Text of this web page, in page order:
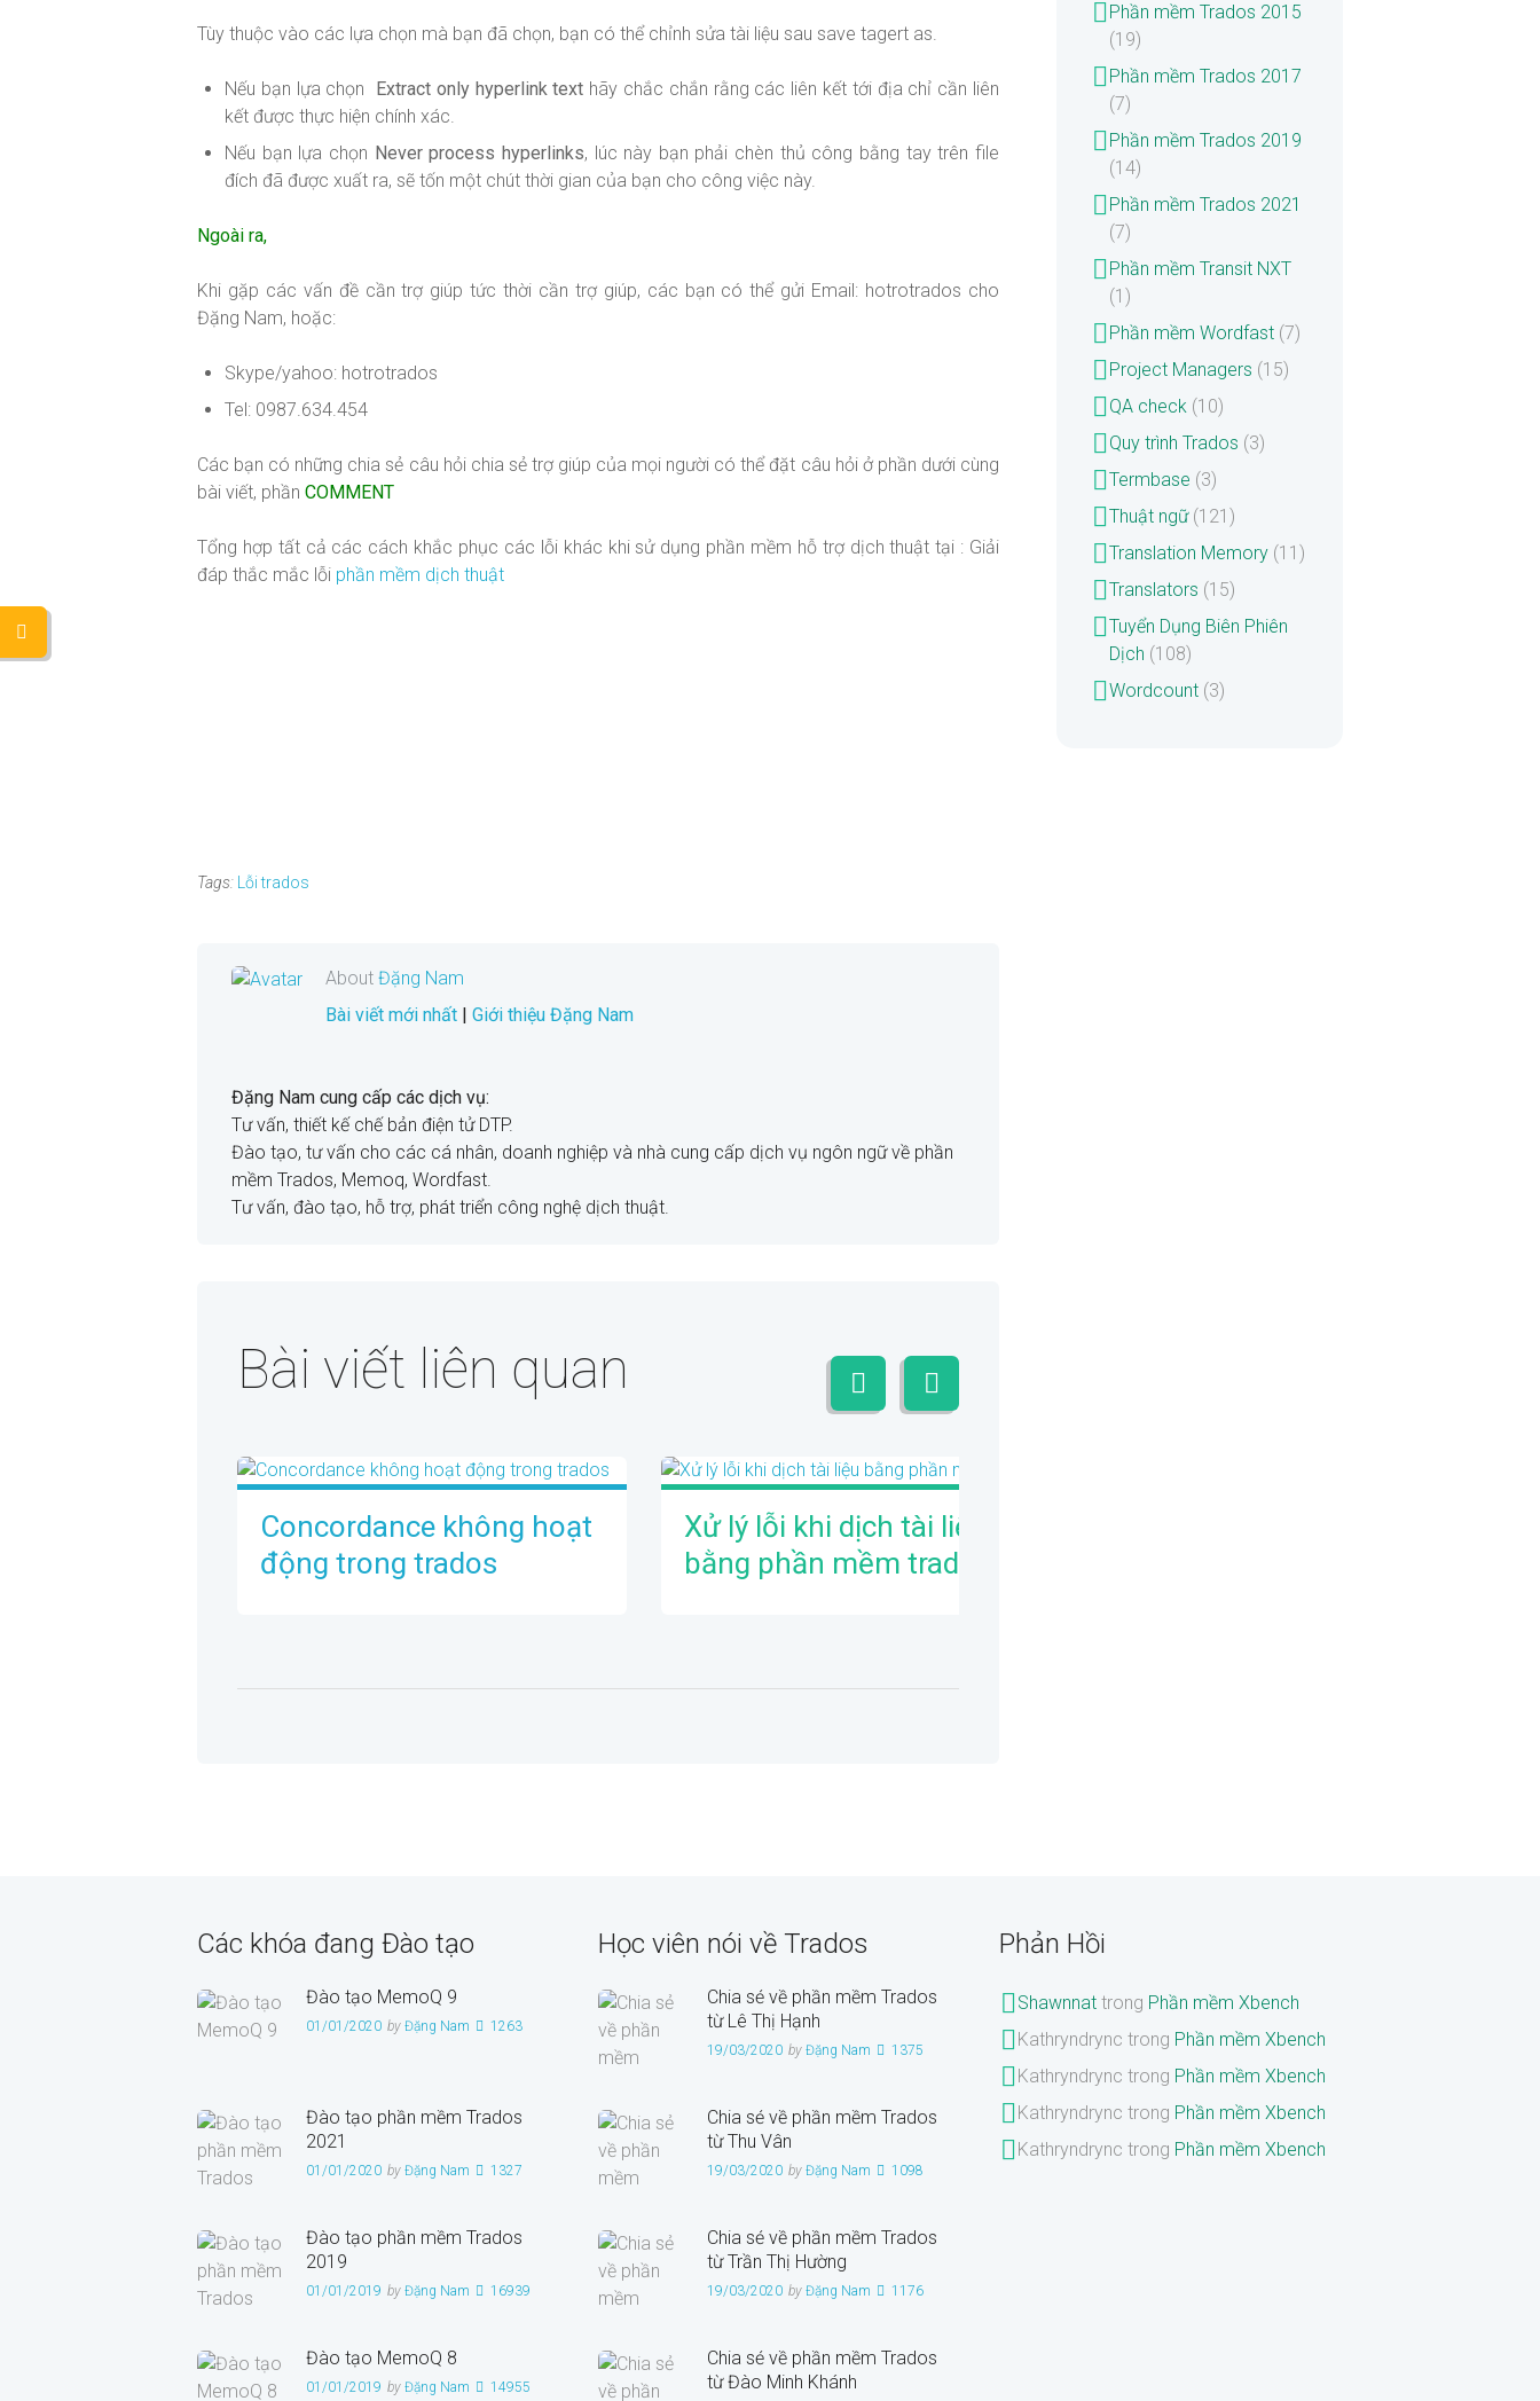
Tùy thuộc vào các lựa chọn mà bạn đã chọn, bạn có thể chỉnh sửa tài liệu sau save tagert as.
Nếu bạn lựa chọn Extract only hyperlink text hãy chắc chắn rằng các liên kết tới địa chỉ cần liên
kết được thực hiện chính xác.
Nếu bạn lựa chọn Never process hyperlinks, lúc này bạn phải chèn thủ công bằng tay trên file
đích đã được xuất ra, sẽ tốn một chút thời gian của bạn cho công việc này.
Ngoài ra,
Khi gặp các vấn đề cần trợ giúp tức thời cần trợ giúp, các bạn có thể gửi Email: hotrotrados cho
Đặng Nam, hoặc:
Skype/yahoo: hotrotrados
Tel: 0987.634.454
Các bạn có những chia sẻ câu hỏi chia sẻ trợ giúp của mọi người có thể đặt câu hỏi ở phần dưới cùng
bài viết, phần COMMENT
Tổng hợp tất cả các cách khắc phục các lỗi khác khi sử dụng phần mềm hỗ trợ dịch thuật tại : Giải
đáp thắc mắc lỗi phần mềm dịch thuật
Tags: Lỗi trados
About Đặng Nam
Bài viết mới nhất| Giới thiệu Đặng Nam
Đặng Nam cung cấp các dịch vụ:
Tư vấn, thiết kế chế bản điện tử DTP.
Đào tạo, tư vấn cho các cá nhân, doanh nghiệp và nhà cung cấp dịch vụ ngôn ngữ về phần
mềm Trados, Memoq, Wordfast.
Tư vấn, đào tạo, hỗ trợ, phát triển công nghệ dịch thuật.
Bài viết liên quan
Concordance không hoạt
động trong trados
Xử lý lỗi khi dịch tài liệu
bằng phần mềm trados
Phần mềm Trados 2015
(19)
Phần mềm Trados 2017
(7)
Phần mềm Trados 2019
(14)
Phần mềm Trados 2021
(7)
Phần mềm Transit NXT
(1)
Phần mềm Wordfast (7)
Project Managers (15)
QA check (10)
Quy trình Trados (3)
Termbase (3)
Thuật ngữ(121)
Translation Memory (11)
Translators (15)
Tuyển Dụng Biên Phiên
Dịch (108)
Wordcount (3)
Các khóa đang Đào tạo
Đào tạo MemoQ 9
01/01/2020 by Đặng Nam 1263
Đào tạo phần mềm Trados
2021
01/01/2020 by Đặng Nam 1327
Đào tạo phần mềm Trados
2019
01/01/2019 by Đặng Nam 16939
Đào tạo MemoQ 8
01/01/2019 by Đặng Nam 14955
Học viên nói về Trados
Chia sẻ về phần mềm Trados
từ Lê Thị Hạnh
19/03/2020 by Đặng Nam 1375
Chia sẻ về phần mềm Trados
từ Thu Vân
19/03/2020 by Đặng Nam 1098
Chia sẻ về phần mềm Trados
từ Trần Thị Hường
19/03/2020 by Đặng Nam 1176
Chia sẻ về phần mềm Trados
từ Đào Minh Khánh
Phản Hồi
Shawnnat trong Phần mềm Xbench
Kathryndrync trong Phần mềm Xbench
Kathryndrync trong Phần mềm Xbench
Kathryndrync trong Phần mềm Xbench
Kathryndrync trong Phần mềm Xbench